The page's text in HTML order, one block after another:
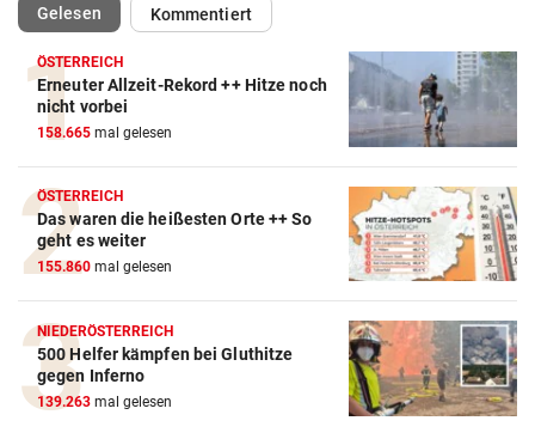
Gelesen(ausgewählt)Kommentiert
ÖSTERREICH
Erneuter Allzeit-Rekord ++ Hitze noch
nicht vorbei
158.665 mal gelesen
ÖSTERREICH
Das waren die heißesten Orte ++ So
geht es weiter
155.860 mal gelesen
NIEDERÖSTERREICH
500 Helfer kämpfen bei Gluthitze
gegen Inferno
139.263 mal gelesen